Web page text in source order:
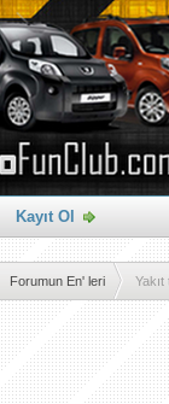
Kayıt Ol
Forumun En' leri